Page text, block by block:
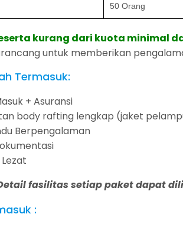
50 Orang
kurang dari kuota minimal
untuk memberikan
Termasuk:
+ Asuransi
body rafting lengkap (jaket
Berpengalaman
fasilitas setiap paket dapat
: